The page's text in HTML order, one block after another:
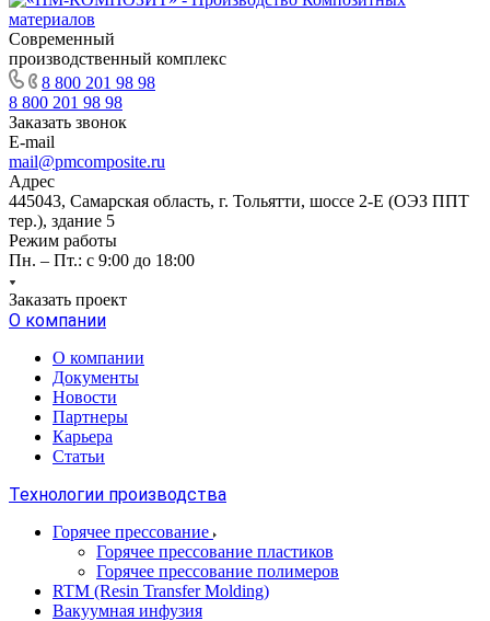
Современный
производственный комплекс
8 800 201 98 98
8 800 201 98 98
Заказать звонок
E-mail
mail@pmcomposite.ru
Адрес
445043, Самарская область, г. Тольятти, шоссе 2-Е (ОЭЗ ППТ
тер.), здание 5
Режим работы
Пн. – Пт.: с 9:00 до 18:00
Заказать проект
О компании
О компании
Документы
Новости
Партнеры
Карьера
Статьи
Технологии производства
Горячее прессование
Горячее прессование пластиков
Горячее прессование полимеров
RTM (Resin Transfer Molding)
Вакуумная инфузия